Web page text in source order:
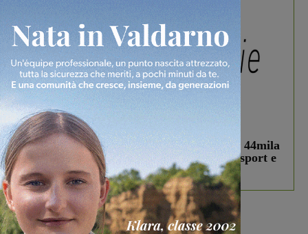
In vetrina 3 Agosto 2026
Estra Notizie agosto: Smart Cities, oltre 44mila
studenti coinvolti, torna il bando per lo sport e
debutta il podcast Estrair